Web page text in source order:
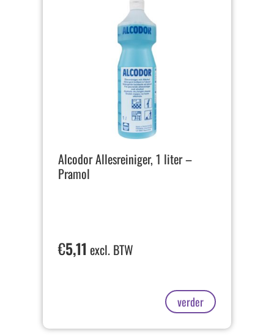
Alcodor Allesreiniger, 1 liter –
Pramol
€5,11 excl. BTW
verder